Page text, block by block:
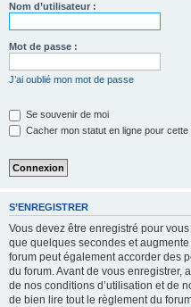
Nom d’utilisateur :
Mot de passe :
J’ai oublié mon mot de passe
Se souvenir de moi
Cacher mon statut en ligne pour
S’ENREGISTRER
Vous devez être enregistré pour
que quelques secondes et
forum peut également accorder des
du forum. Avant de vous enregistrer,
de nos conditions d’utilisation et de
de bien lire tout le règlement du